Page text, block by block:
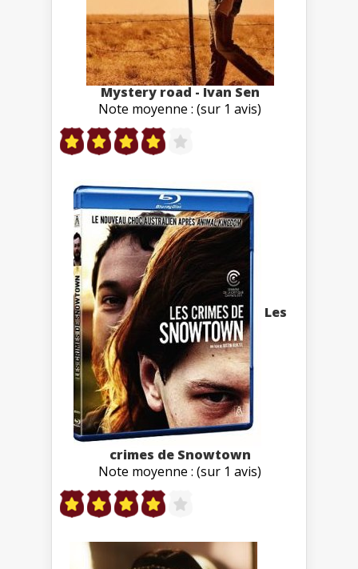
Mystery road - Ivan Sen
Note moyenne : (sur 1 avis)
Les
crimes de Snowtown
Note moyenne : (sur 1 avis)